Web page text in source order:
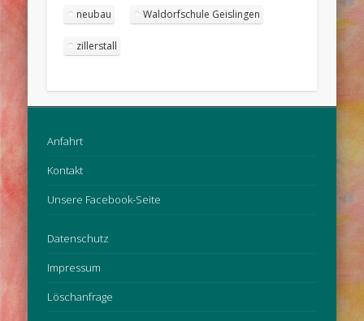
neubau Waldorfschule Geislingen
zillerstall
Anfahrt
Kontakt
Unsere Facebook-Seite
Datenschutz
Impressum
Löschanfrage